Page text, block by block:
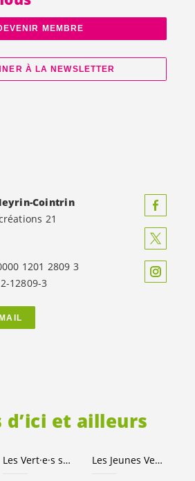
d’ici et ailleurs
Les Vert·e·s suisses Les Jeunes Vert.e.s
MEMBRE
À LA NEWSLETTER
Cointrin
21
1201 2809 3
12809-3